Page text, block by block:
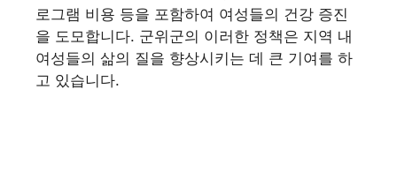
로그램 비용 등을 포함하여 여성들의 건강 증진
을 도모합니다. 군위군의 이러한 정책은 지역 내
여성들의 삶의 질을 향상시키는 데 큰 기여를 하
고 있습니다.